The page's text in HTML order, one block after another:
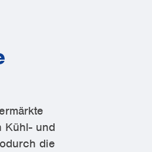
Kühl- und
die